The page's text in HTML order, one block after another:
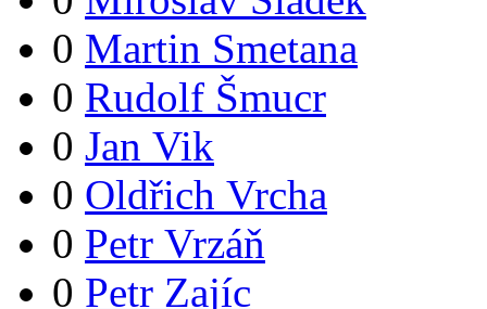
0 Martin Smetana
0 Rudolf Šmucr
0 Jan Vik
0 Oldřich Vrcha
0 Petr Vrzáň
0 Petr Zajíc